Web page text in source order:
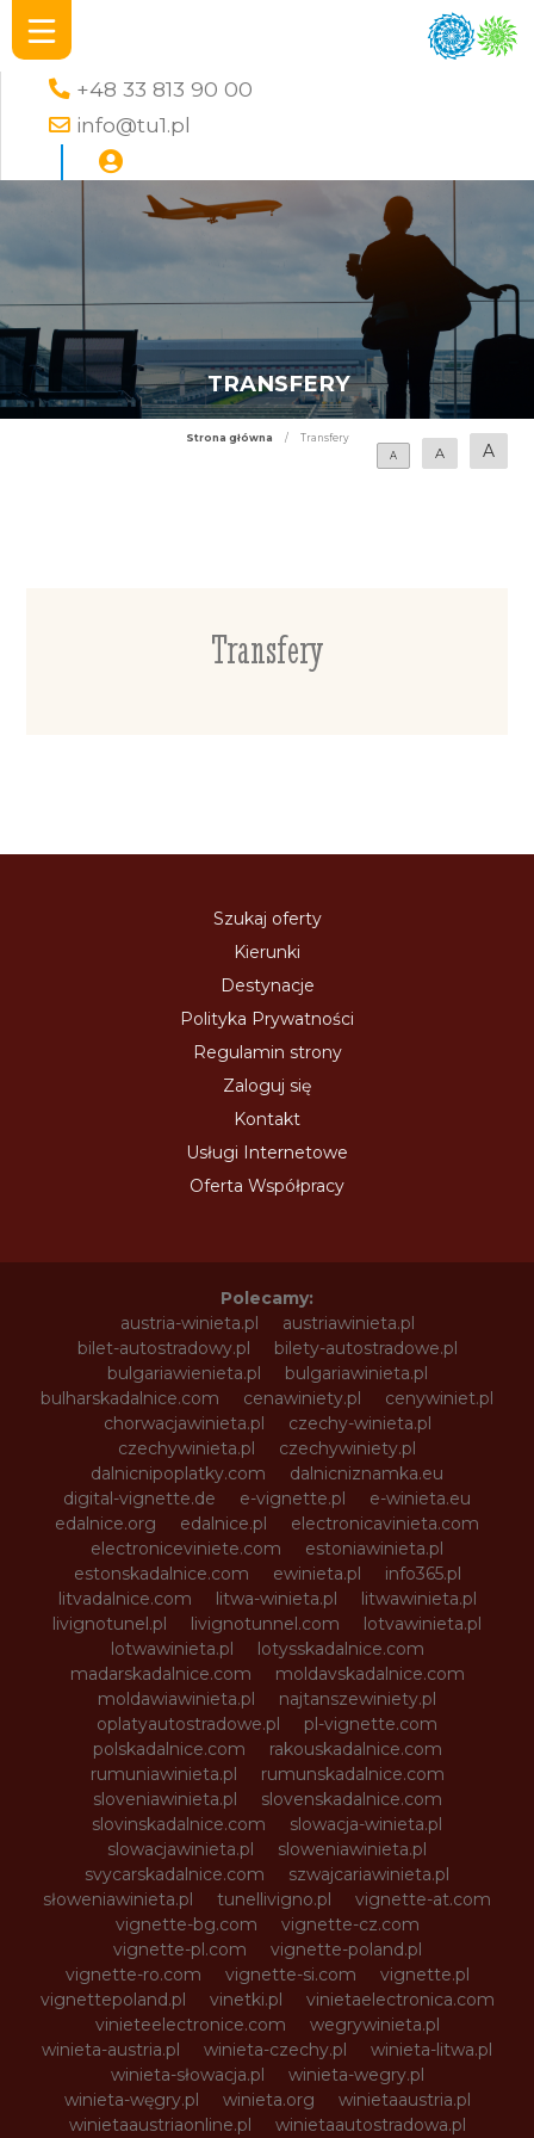
+48 33 813 90 00
info@tu1.pl
TRANSFERY
Strona główna /
Transfery
A
A A
Transfery
Szukaj oferty
Kierunki
Destynacje
Polityka Prywatności
Regulamin strony
Zaloguj się
Kontakt
Usługi Internetowe
Oferta Współpracy
Polecamy:
austria-winieta.pl
austriawinieta.pl
bilet-autostradowy.pl
bilety-autostradowe.pl
bulgariawienieta.pl
bulgariawinieta.pl
bulharskadalnice.com
cenawiniety.pl
cenywiniet.pl
chorwacjawinieta.pl
czechy-winieta.pl
czechywinieta.pl
czechywiniety.pl
dalnicnipoplatky.com
dalnicniznamka.eu
digital-vignette.de
e-vignette.pl
e-winieta.eu
edalnice.org
edalnice.pl
electronicavinieta.com
electroniceviniete.com
estoniawinieta.pl
estonskadalnice.com
ewinieta.pl
info365.pl
litvadalnice.com
litwa-winieta.pl
litwawinieta.pl
livignotunel.pl
livignotunnel.com
lotvawinieta.pl
lotwawinieta.pl
lotysskadalnice.com
madarskadalnice.com
moldavskadalnice.com
moldawiawinieta.pl
najtanszewiniety.pl
oplatyautostradowe.pl
pl-vignette.com
polskadalnice.com
rakouskadalnice.com
rumuniawinieta.pl
rumunskadalnice.com
sloveniawinieta.pl
slovenskadalnice.com
slovinskadalnice.com
slowacja-winieta.pl
slowacjawinieta.pl
sloweniawinieta.pl
svycarskadalnice.com
szwajcariawinieta.pl
słoweniawinieta.pl
tunellivigno.pl
vignette-at.com
vignette-bg.com
vignette-cz.com
vignette-pl.com
vignette-poland.pl
vignette-ro.com
vignette-si.com
vignette.pl
vignettepoland.pl
vinetki.pl
vinietaelectronica.com
vinieteelectronice.com
wegrywinieta.pl
winieta-austria.pl
winieta-czechy.pl
winieta-litwa.pl
winieta-słowacja.pl
winieta-wegry.pl
winieta-węgry.pl
winieta.org
winietaaustria.pl
winietaaustriaonline.pl
winietaautostradowa.pl